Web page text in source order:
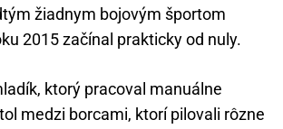
žiadnym bojovým športom
2015 začínal prakticky od nuly.
ktorý pracoval manuálne
medzi borcami, ktorí pilovali rôzne